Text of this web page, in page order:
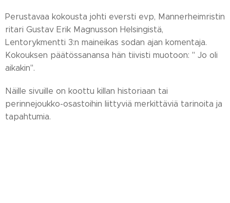
Perustavaa kokousta johti eversti evp, Mannerheimristin
ritari Gustav Erik Magnusson Helsingistä,
Lentorykmentti 3:n maineikas sodan ajan komentaja.
Kokouksen päätössanansa hän tiivisti muotoon: " Jo oli
aikakin".
Näille sivuille on koottu killan historiaan tai
perinnejoukko-osastoihin liittyviä merkittäviä tarinoita ja
tapahtumia.